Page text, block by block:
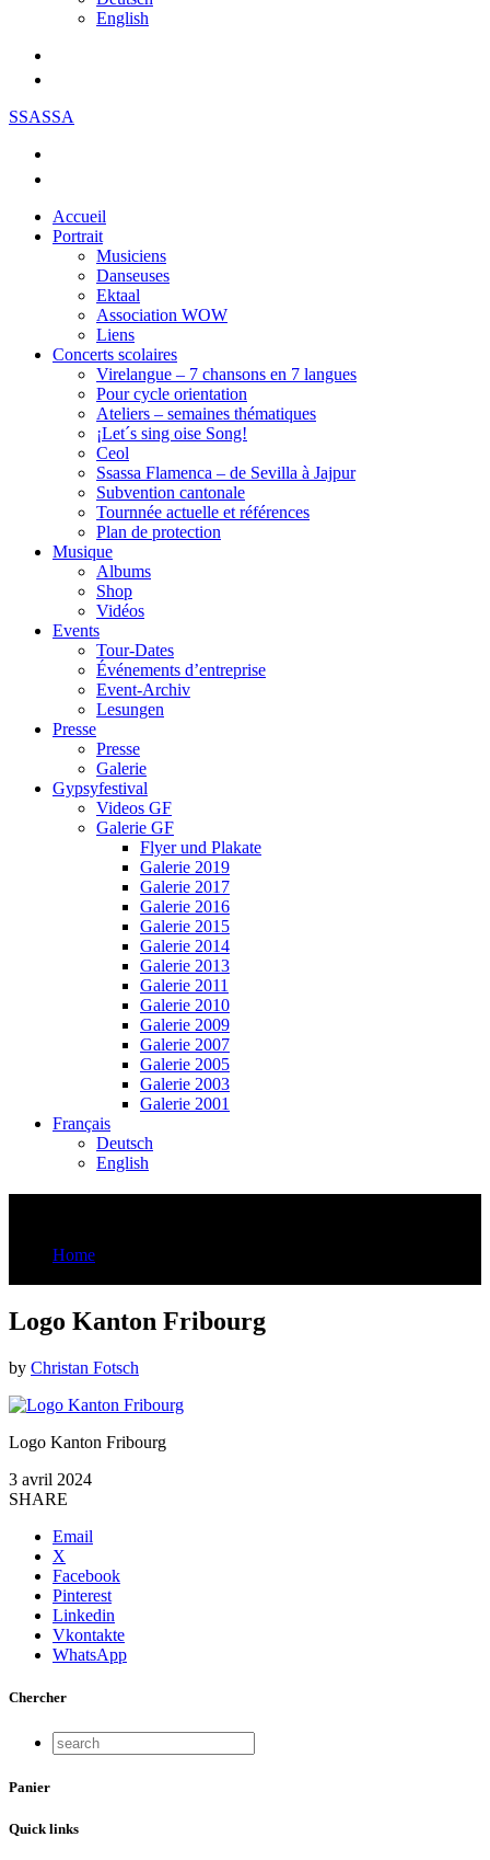
English
SSASSA
Accueil
Portrait
Musiciens
Danseuses
Ektaal
Association WOW
Liens
Concerts scolaires
Virelangue – 7 chansons en 7 langues
Pour cycle orientation
Ateliers – semaines thématiques
¡Let´s sing oise Song!
Ceol
Ssassa Flamenca – de Sevilla à Jajpur
Subvention cantonale
Tournnée actuelle et références
Plan de protection
Musique
Albums
Shop
Vidéos
Events
Tour-Dates
Événements d’entreprise
Event-Archiv
Lesungen
Presse
Presse
Galerie
Gypsyfestival
Videos GF
Galerie GF
Flyer und Plakate
Galerie 2019
Galerie 2017
Galerie 2016
Galerie 2015
Galerie 2014
Galerie 2013
Galerie 2011
Galerie 2010
Galerie 2009
Galerie 2007
Galerie 2005
Galerie 2003
Galerie 2001
Français
Deutsch
English
Home
Logo Kanton Fribourg
by Christan Fotsch
Logo Kanton Fribourg
3 avril 2024
SHARE
Email
X
Facebook
Pinterest
Linkedin
Vkontakte
WhatsApp
Chercher
Panier
Quick links